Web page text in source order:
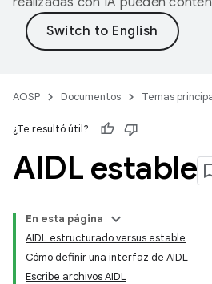
AOSP Documentos Temas
¿Te resultó útil?
AIDL estable
En esta página
AIDL estructurado versus estable
Cómo definir una interfaz de AIDL
Escribe archivos AIDL